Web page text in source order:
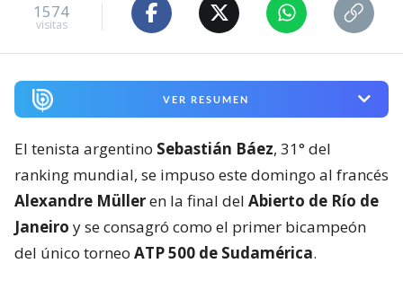
1574
visitas
VER RESUMEN
El tenista argentino Sebastián Báez, 31° del
ranking mundial, se impuso este domingo al francés
Alexandre Mülleren la final del Abierto de Río de
Janeiro y se consagró como el primer bicampeón
del único torneo ATP 500 de Sudamérica.